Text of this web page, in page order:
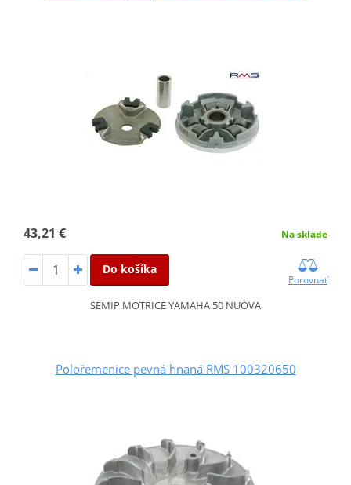
43,21 € Na sklade
Do košíka
Porovnať
SEMIP.MOTRICE YAMAHA 50 NUOVA
Polořemenice pevná hnaná RMS 100320650